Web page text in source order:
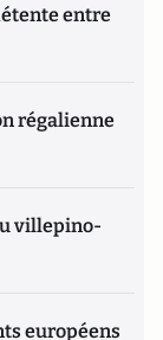
entre
régalienne
villepino-
européens